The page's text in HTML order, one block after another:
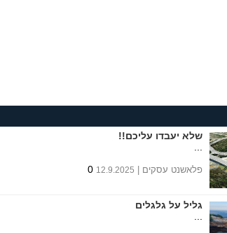
שלא יעבדו עליכם!!
פלאשנט עסקים | 12.9.2025
גליל על גלגלים